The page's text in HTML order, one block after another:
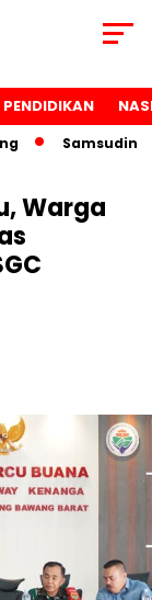
PENDIDIKAN
Samsudin
Warga